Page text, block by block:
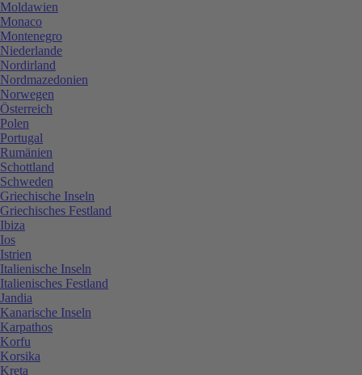
Moldawien
Monaco
Montenegro
Niederlande
Nordirland
Nordmazedonien
Norwegen
Österreich
Polen
Portugal
Rumänien
Schottland
Schweden
Griechische Inseln
Griechisches Festland
Ibiza
Ios
Istrien
Italienische Inseln
Italienisches Festland
Jandia
Kanarische Inseln
Karpathos
Korfu
Korsika
Kreta